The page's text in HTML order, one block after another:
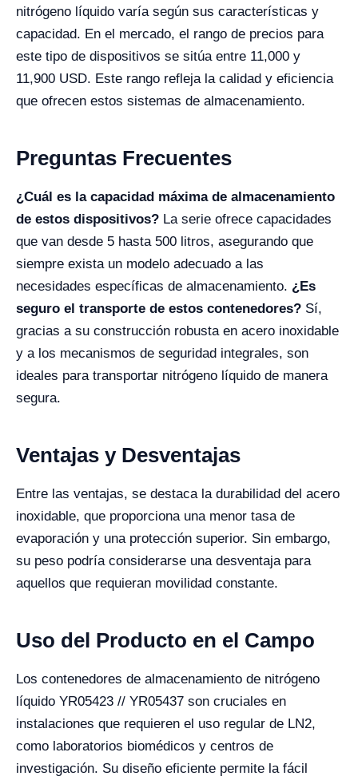
nitrógeno líquido varía según sus características y
capacidad. En el mercado, el rango de precios para
este tipo de dispositivos se sitúa entre 11,000 y
11,900 USD. Este rango refleja la calidad y eficiencia
que ofrecen estos sistemas de almacenamiento.
Preguntas Frecuentes
¿Cuál es la capacidad máxima de almacenamiento
de estos dispositivos? La serie ofrece capacidades
que van desde 5 hasta 500 litros, asegurando que
siempre exista un modelo adecuado a las
necesidades específicas de almacenamiento. ¿Es
seguro el transporte de estos contenedores? Sí,
gracias a su construcción robusta en acero inoxidable
y a los mecanismos de seguridad integrales, son
ideales para transportar nitrógeno líquido de manera
segura.
Ventajas y Desventajas
Entre las ventajas, se destaca la durabilidad del acero
inoxidable, que proporciona una menor tasa de
evaporación y una protección superior. Sin embargo,
su peso podría considerarse una desventaja para
aquellos que requieran movilidad constante.
Uso del Producto en el Campo
Los contenedores de almacenamiento de nitrógeno
líquido YR05423 // YR05437 son cruciales en
instalaciones que requieren el uso regular de LN2,
como laboratorios biomédicos y centros de
investigación. Su diseño eficiente permite la fácil